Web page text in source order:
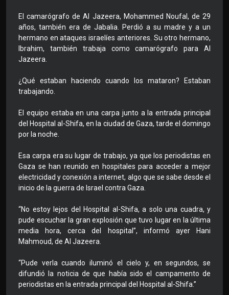
El camarógrafo de Al Jazeera, Mohammed Noufal, de 29
años, también era de Jabalia. Perdió a su madre y a un
hermano en ataques israelíes anteriores. Su otro hermano,
Ibrahim, también trabaja como camarógrafo para Al
Jazeera.
¿Qué estaban haciendo cuando los mataron? Estaban
trabajando.
El equipo estaba en una carpa junto a la entrada principal
del Hospital al-Shifa, en la ciudad de Gaza, tarde el domingo
por la noche.
Esa carpa era su lugar de trabajo, ya que los periodistas en
Gaza se han reunido en hospitales para acceder a mejor
electricidad y conexión a internet, algo que se sabe desde el
inicio de la guerra de Israel contra Gaza.
“No estoy lejos del Hospital al-Shifa, a solo una cuadra, y
pude escuchar la gran explosión que tuvo lugar en la última
media hora, cerca del hospital”, informó ayer Hani
Mahmoud, de Al Jazeera.
“Pude verla cuando iluminó el cielo y, en segundos, se
difundió la noticia de que había sido el campamento de
periodistas en la entrada principal del Hospital al-Shifa.”